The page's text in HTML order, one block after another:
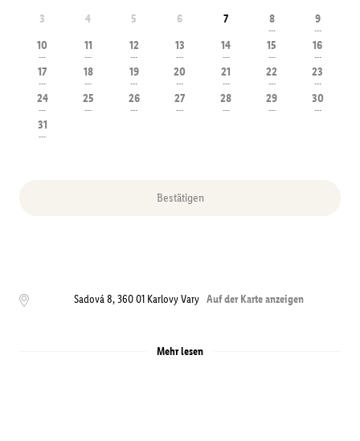
3
4 5 6 7 8
---
9
---
10
---
11
---
12
---
13
---
14
---
15
---
16
---
17
---
18
---
19
---
20
---
21
---
22
---
23
---
24
---
25
---
26
---
27
---
28
---
29
---
30
---
31
---
Bestätigen
Sadová 8,360 01 Karlovy Vary Auf der Karte anzeigen
Mehr lesen